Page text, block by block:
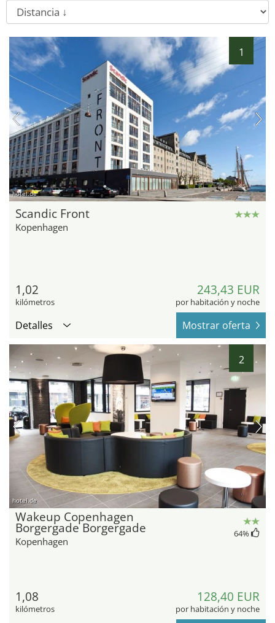
1
hotel.de
Scandic Front
Kopenhagen
1,02
kilómetros
243,43 EUR
por habitación y noche
Detalles Mostrar oferta
2
hotel.de
Wakeup Copenhagen
Borgergade Borgergade
Kopenhagen
64%
1,08
kilómetros
128,40 EUR
por habitación y noche